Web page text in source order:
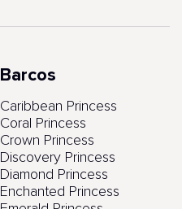
Barcos
Caribbean Princess
Coral Princess
Crown Princess
Discovery Princess
Diamond Princess
Enchanted Princess